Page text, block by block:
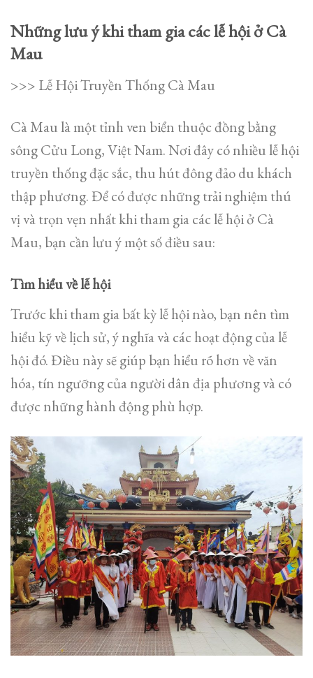
Những lưu ý khi tham gia các lễ hội ở Cà
Mau
>>> Lễ Hội Truyền Thống Cà Mau
Cà Mau là một tỉnh ven biển thuộc đồng bằng
sông Cửu Long, Việt Nam. Nơi đây có nhiều lễ hội
truyền thống đặc sắc, thu hút đông đảo du khách
thập phương. Để có được những trải nghiệm thú
vị và trọn vẹn nhất khi tham gia các lễ hội ở Cà
Mau, bạn cần lưu ý một số điều sau:
Tìm hiểu về lễ hội
Trước khi tham gia bất kỳ lễ hội nào, bạn nên tìm
hiểu kỹ về lịch sử, ý nghĩa và các hoạt động của lễ
hội đó. Điều này sẽ giúp bạn hiểu rõ hơn về văn
hóa, tín ngưỡng của người dân địa phương và có
được những hành động phù hợp.